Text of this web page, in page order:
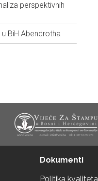
perspektivnih
BiH Abendrotha
Dokumenti
Politika kvaliteta